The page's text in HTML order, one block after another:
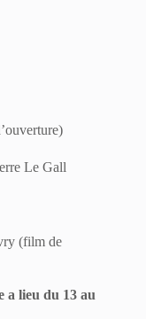
Le Gall
(film de
a lieu du 13 au